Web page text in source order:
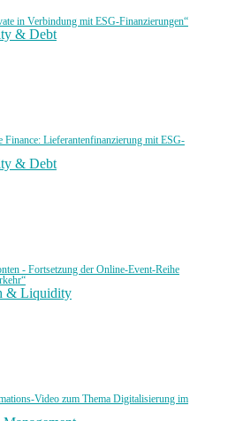
in Verbindung mit ESG-Finanzierungen“
& Debt
Lieferantenfinanzierung mit ESG-
& Debt
- Fortsetzung der Online-Event-Reihe
& Liquidity
Video zum Thema Digitalisierung im